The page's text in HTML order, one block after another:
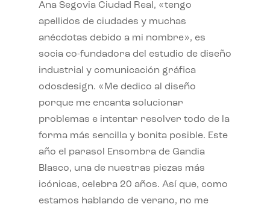
Ana Segovia Ciudad Real, «tengo
apellidos de ciudades y muchas
anécdotas debido a mi nombre», es
socia co-fundadora del estudio de diseño
industrial y comunicación gráfica
odosdesign. «Me dedico al diseño
porque me encanta solucionar
problemas e intentar resolver todo de la
forma más sencilla y bonita posible. Este
año el parasol Ensombra de Gandia
Blasco, una de nuestras piezas más
icónicas, celebra 20 años. Así que, como
estamos hablando de verano, no me